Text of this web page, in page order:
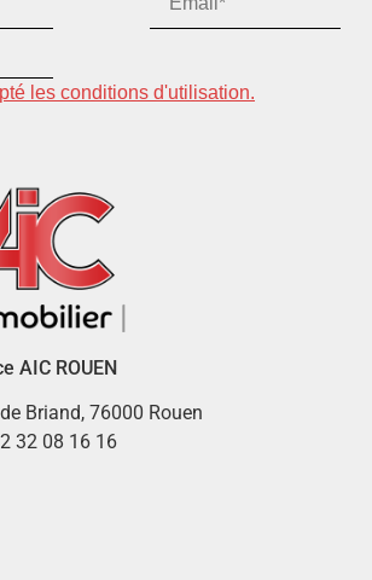
les conditions d'utilisation.
AIC ROUEN
Briand, 76000 Rouen
32 08 16 16